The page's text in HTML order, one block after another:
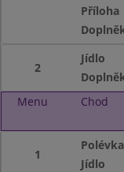
Příloha
2
Jídlo
Menu
Chod
1
Polévka
Jídlo